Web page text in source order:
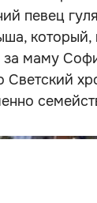
певец
который,
за маму
Светский